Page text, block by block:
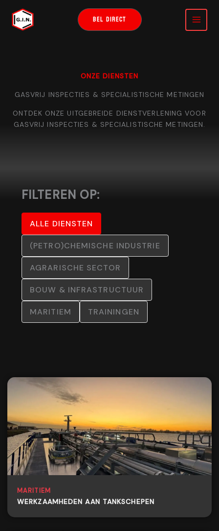
NAAR
BEL DIRECT
ONZE DIENSTEN
GASVRIJ INSPECTIES & SPECIALISTISCHE METINGEN
ONTDEK ONZE UITGEBREIDE DIENSTVERLENING VOOR
GASVRIJ INSPECTIES & SPECIALISTISCHE METINGEN.
FILTEREN OP:
ALLE DIENSTEN
(PETRO)CHEMISCHE INDUSTRIE
AGRARISCHE SECTOR
BOUW & INFRASTRUCTUUR
MARITIEM TRAININGEN
MARITIEM
WERKZAAMHEDEN AAN TANKSCHEPEN